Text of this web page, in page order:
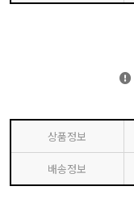
상품정보
배송정보